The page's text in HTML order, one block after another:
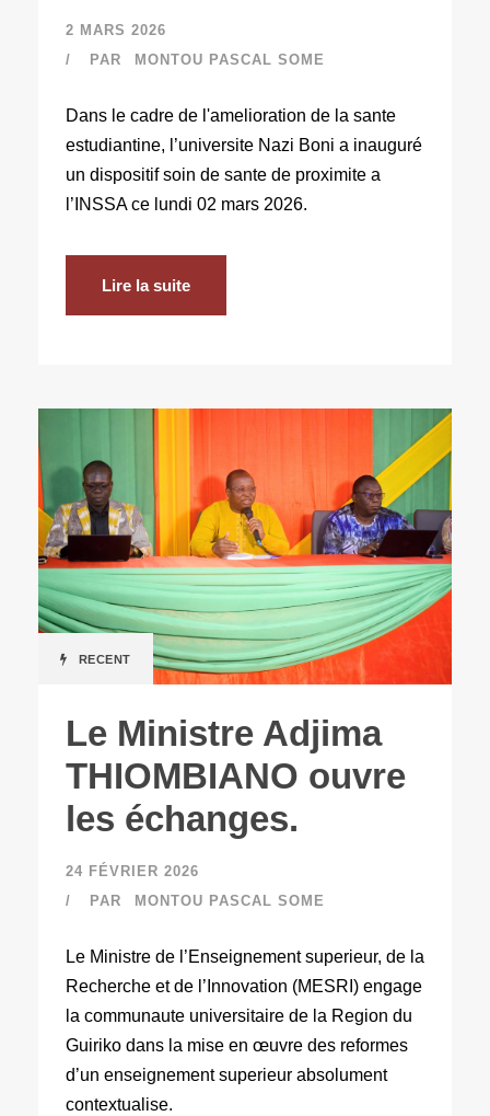
2 MARS 2026
PAR
MONTOU PASCAL SOME
Dans le cadre de l'amelioration de la sante
estudiantine, l’universite Nazi Boni a inauguré
un dispositif soin de sante de proximite a
l’INSSA ce lundi 02 mars 2026.
Lire la suite
RECENT
Le Ministre Adjima
THIOMBIANO ouvre
les échanges.
24 FÉVRIER 2026
PAR
MONTOU PASCAL SOME
Le Ministre de l’Enseignement superieur, de la
Recherche et de l’Innovation (MESRI) engage
la communaute universitaire de la Region du
Guiriko dans la mise en œuvre des reformes
d’un enseignement superieur absolument
contextualise.